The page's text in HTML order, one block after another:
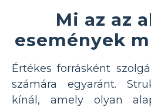
Mi az az
események
Értékes forrásként
számára egyaránt.
kínál, amely olyan